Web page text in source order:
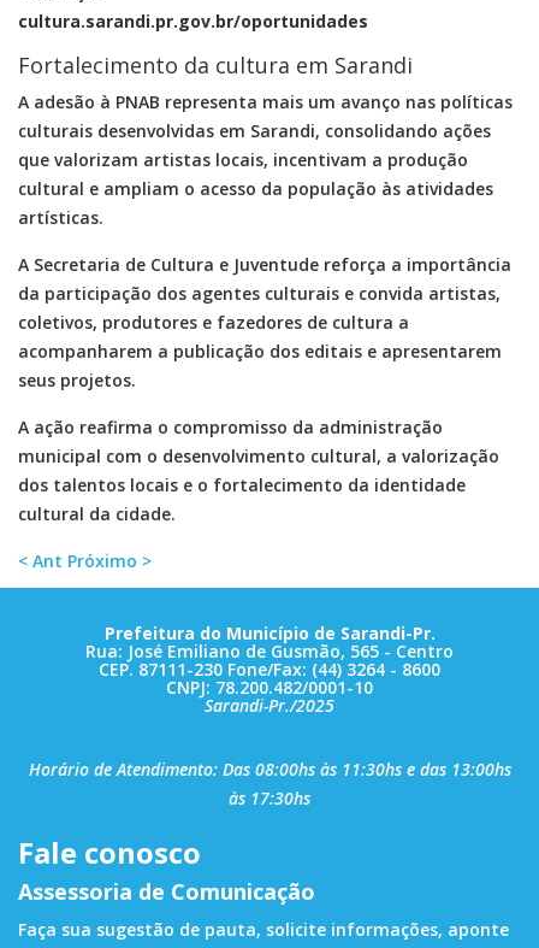
cultura.sarandi.pr.gov.br/oportunidades
Fortalecimento da cultura em Sarandi
A adesão à PNAB representa mais um avanço nas políticas
culturais desenvolvidas em Sarandi, consolidando ações
que valorizam artistas locais, incentivam a produção
cultural e ampliam o acesso da população às atividades
artísticas.
A Secretaria de Cultura e Juventude reforça a importância
da participação dos agentes culturais e convida artistas,
coletivos, produtores e fazedores de cultura a
acompanharem a publicação dos editais e apresentarem
seus projetos.
A ação reafirma o compromisso da administração
municipal com o desenvolvimento cultural, a valorização
dos talentos locais e o fortalecimento da identidade
cultural da cidade.
< Ant Próximo >
Prefeitura do Município de Sarandi-Pr.
Rua: José Emiliano de Gusmão, 565 - Centro
CEP. 87111-230 Fone/Fax: (44) 3264 - 8600
CNPJ: 78.200.482/0001-10
Sarandi-Pr./2025
Horário de Atendimento: Das 08:00hs às 11:30hs e das 13:00hs
às 17:30hs
Fale conosco
Assessoria de Comunicação
Faça sua sugestão de pauta, solicite informações, aponte